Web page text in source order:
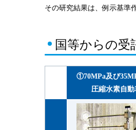
その研究結果は、例示基準
国等からの受
①70MPa及び
圧縮水素自
圧